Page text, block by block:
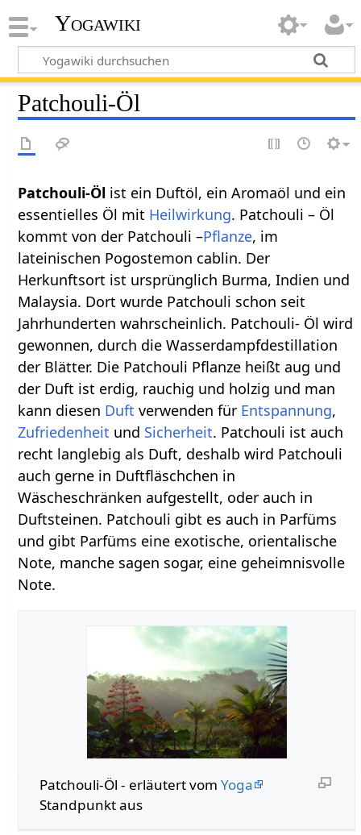
Yogawiki
Patchouli-Öl
Patchouli-Öl ist ein Duftöl, ein Aromaöl und ein
essentielles Öl mit Heilwirkung. Patchouli – Öl
kommt von der Patchouli –Pflanze, im
lateinischen Pogostemon cablin. Der
Herkunftsort ist ursprünglich Burma, Indien und
Malaysia. Dort wurde Patchouli schon seit
Jahrhunderten wahrscheinlich. Patchouli- Öl wird
gewonnen, durch die Wasserdampfdestillation
der Blätter. Die Patchouli Pflanze heißt aug und
der Duft ist erdig, rauchig und holzig und man
kann diesen Duft verwenden für Entspannung,
Zufriedenheit und Sicherheit. Patchouli ist auch
recht langlebig als Duft, deshalb wird Patchouli
auch gerne in Duftfläschchen in
Wäscheschränken aufgestellt, oder auch in
Duftsteinen. Patchouli gibt es auch in Parfüms
und gibt Parfüms eine exotische, orientalische
Note, manche sagen sogar, eine geheimnisvolle
Note.
Patchouli-Öl - erläutert vom Yoga
Standpunkt aus